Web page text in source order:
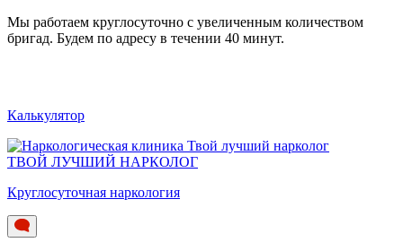
Мы работаем круглосуточно c увеличенным количеством
бригад. Будем по адресу в течении 40 минут.
Калькулятор
ТВОЙ ЛУЧШИЙ НАРКОЛОГ
Круглосуточная наркология